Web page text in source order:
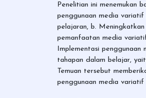
Penelitian ini menemukan
penggunaan media
pelajaran, b.
pemanfaatan media
Implementasi
tahapan dalam belajar,
Temuan tersebut
penggunaan media